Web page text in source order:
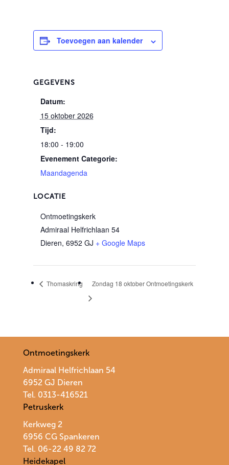
Toevoegen aan kalender
GEGEVENS
Datum:
15 oktober 2026
Tijd:
18:00 - 19:00
Evenement Categorie:
Maandagenda
LOCATIE
Ontmoetingskerk
Admiraal Helfrichlaan 54
Dieren, 6952 GJ + Google Maps
Thomaskring Zondag 18 oktober Ontmoetingskerk
Ontmoetingskerk
Admiraal Helfrichlaan 54
6952 GJ Dieren
Tel. 0313-416521
Petruskerk
Kerkweg 2
6956 CG Spankeren
Tel. 06-22 49 82 72
Heidekapel